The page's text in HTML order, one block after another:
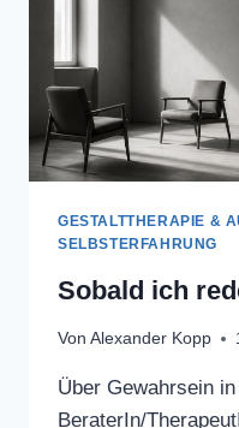
GESTALTTHERAPIE &
SELBSTERFAHRUNG
Sobald ich
Von Alexander Kopp
Über Gewahrsein
BeraterIn/